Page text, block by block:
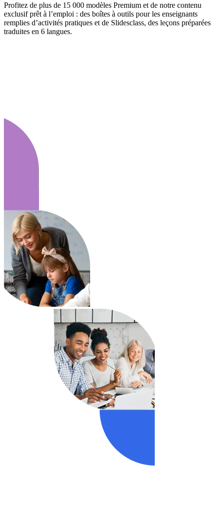
Profitez de plus de 15 000 modèles Premium et de notre contenu
exclusif prêt à l’emploi : des boîtes à outils pour les enseignants
remplies d’activités pratiques et de Slidesclass, des leçons préparées
traduites en 6 langues.